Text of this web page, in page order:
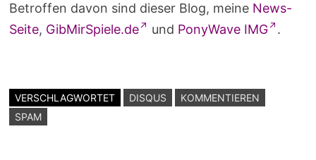
Betroffen davon sind dieser Blog, meine News-
Seite, GibMirSpiele.de und PonyWave IMG .
VERSCHLAGWORTET DISQUS
KOMMENTIEREN
SPAM